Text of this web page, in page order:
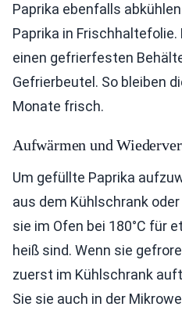
Paprika ebenfalls
Paprika in Frischhaltefolie.
einen gefrierfesten
Gefrierbeutel. So bleiben
Monate frisch.
Aufwärmen und
Um gefüllte Paprika
aus dem Kühlschrank
sie im Ofen bei 180°C für
heiß sind. Wenn sie
zuerst im Kühlschrank
Sie sie auch in der